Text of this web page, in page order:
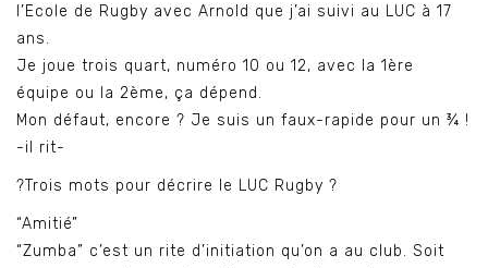
l’Ecole de Rugby avec Arnold que j’ai suivi au LUC à 17
ans.
Je joue trois quart, numéro 10 ou 12, avec la 1ère
équipe ou la 2ème, ça dépend.
Mon défaut, encore ? Je suis un faux-rapide pour un ¾ !
-il rit-
?Trois mots pour décrire le LUC Rugby ?
“Amitié”
“Zumba” c’est un rite d’initiation qu’on a au club. Soit